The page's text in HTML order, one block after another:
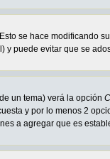
se hace modificando
puede evitar que se
un tema) verá la opción
y por lo menos 2
a agregar que es